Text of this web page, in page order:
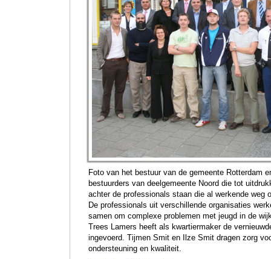
Foto van het bestuur van de gemeente Rotterdam
bestuurders van deelgemeente Noord die tot
achter de professionals staan die al werkende weg
De professionals uit verschillende organisaties
samen om complexe problemen met jeugd in de
Trees Lamers heeft als kwartiermaker de
ingevoerd. Tijmen Smit en Ilze Smit dragen zorg
ondersteuning en kwaliteit.